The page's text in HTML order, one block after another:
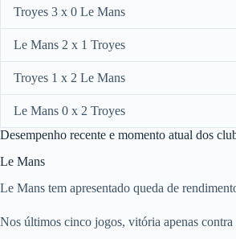
Troyes 3 x 0 Le Mans
Le Mans 2 x 1 Troyes
Troyes 1 x 2 Le Mans
Le Mans 0 x 2 Troyes
Desempenho recente e momento atual dos
Le Mans
Le Mans tem apresentado queda de
Nos últimos cinco jogos, vitória apenas